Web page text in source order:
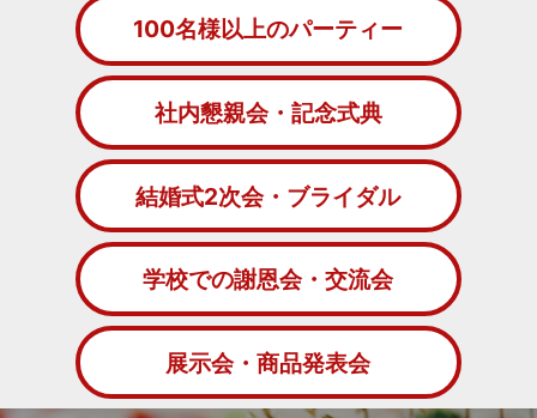
100名様以上のパーティー
社内懇親会・記念式典
結婚式2次会・ブライダル
学校での謝恩会・交流会
展示会・商品発表会